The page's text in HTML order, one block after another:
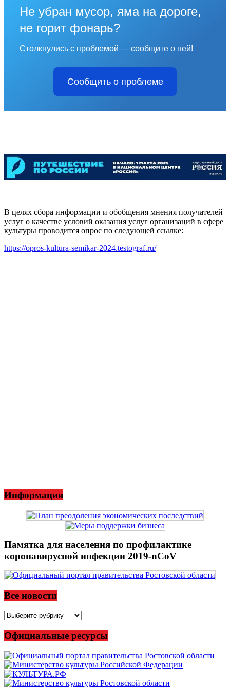
Не убран мусор, яма на дороге,
не горит фонарь?
Столкнулись с проблемой — сообщите о ней!
Сообщить о проблеме
В целях сбора информации и обобщения мнения получателей
услуг о качестве условий оказания услуг организаций в сфере
культуры проводится опрос по следующей ссылке:
https://opros-kultura-semikar-2024.testograf.ru/
Информация
Памятка для населения по профилактике
коронавирусной инфекции 2019-nCoV
Все новости
Все
Официальные ресурсы